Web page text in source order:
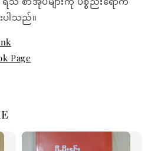
ပါသည်။
Page